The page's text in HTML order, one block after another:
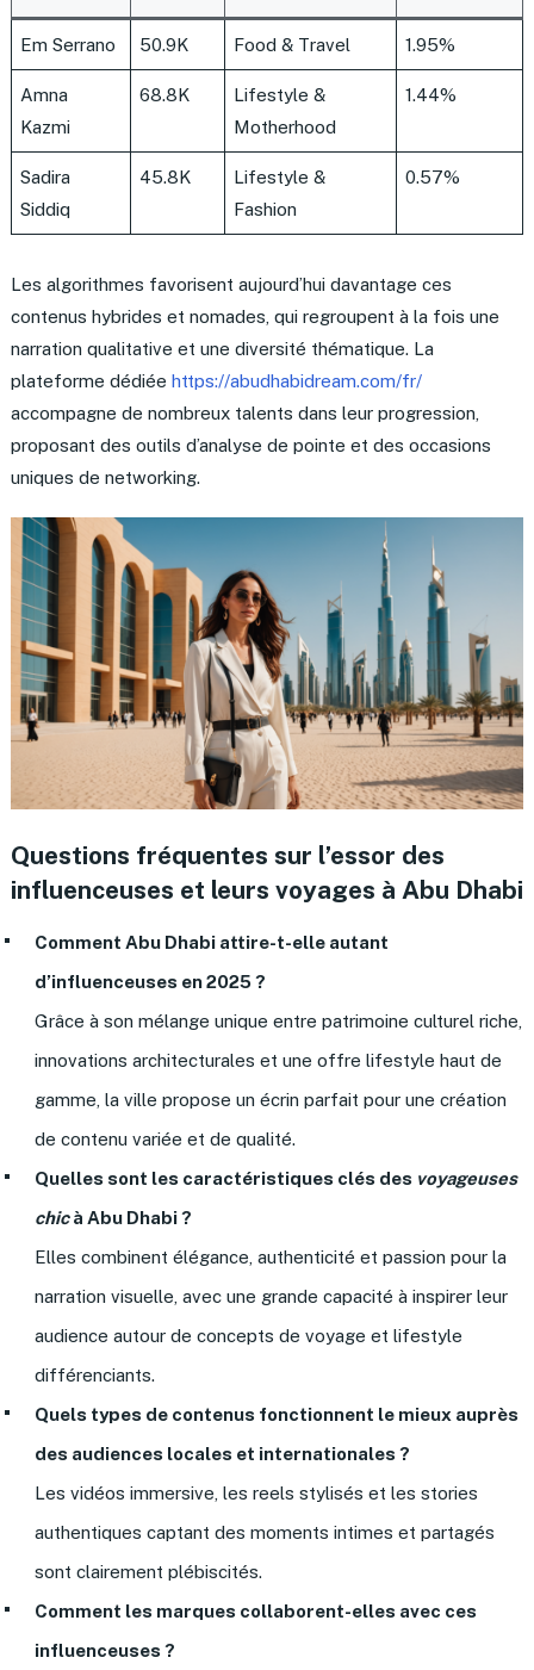
Em Serrano 50.9K Food & Travel 1.95%
Amna
Kazmi
68.8K
Lifestyle &
Motherhood
1.44%
Sadira
Siddiq
45.8K
Lifestyle &
Fashion
0.57%
Les algorithmes favorisent aujourd’hui davantage ces
contenus hybrides et nomades, qui regroupent à la fois une
narration qualitative et une diversité thématique. La
plateforme dédiée https://abudhabidream.com/fr/
accompagne de nombreux talents dans leur progression,
proposant des outils d’analyse de pointe et des occasions
uniques de networking.
Questions fréquentes sur l’essor des
influenceuses et leurs voyages à Abu Dhabi
Comment Abu Dhabi attire-t-elle autant
d’influenceuses en 2025 ?
Grâce à son mélange unique entre patrimoine culturel riche,
innovations architecturales et une offre lifestyle haut de
gamme, la ville propose un écrin parfait pour une création
de contenu variée et de qualité.
Quelles sont les caractéristiques clés des voyageuses
chicà Abu Dhabi ?
Elles combinent élégance, authenticité et passion pour la
narration visuelle, avec une grande capacité à inspirer leur
audience autour de concepts de voyage et lifestyle
différenciants.
Quels types de contenus fonctionnent le mieux auprès
des audiences locales et internationales ?
Les vidéos immersive, les reels stylisés et les stories
authentiques captant des moments intimes et partagés
sont clairement plébiscités.
Comment les marques collaborent-elles avec ces
influenceuses ?